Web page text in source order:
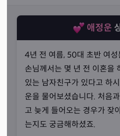
애정운
4년 전 여름, 50대 초반 여
손님께서는 몇 년 전 이혼을
있는 남자친구가 있다고 하
운을 물어보셨습니다. 처음
고 늦게 들어오는 경우가 잦
는지도 궁금해하셨죠.